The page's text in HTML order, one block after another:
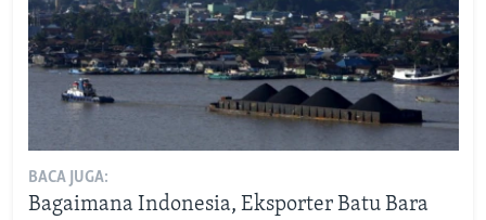
BACA JUGA:
Bagaimana Indonesia, Eksporter Batu Bara